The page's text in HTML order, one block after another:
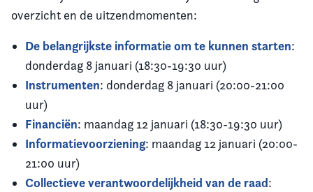
overzicht en de uitzendmomenten:
De belangrijkste informatie om te kunnen starten:
donderdag 8 januari (18:30-19:30 uur)
Instrumenten: donderdag 8 januari (20:00-21:00
uur)
Financiën: maandag 12 januari (18:30-19:30 uur)
Informatievoorziening: maandag 12 januari (20:00-
21:00 uur)
Collectieve verantwoordelijkheid van de raad: